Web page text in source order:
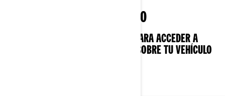
INFORMACIÓN DEL VEHÍCULO
UTILIZA LA APLICACIÓN BRP GO! PARA ACCEDER A
LOS ÚLTIMOS DATOS CONOCIDOS SOBRE TU VEHÍCULO